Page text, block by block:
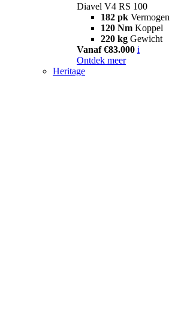
Diavel V4 RS 100
182 pk Vermogen
120 Nm Koppel
220 kg Gewicht
Vanaf €83.000 i
Ontdek meer
Heritage